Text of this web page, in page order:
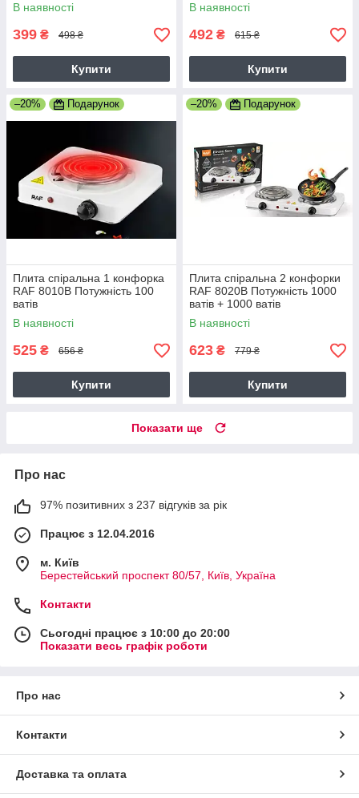
В наявності
399 ₴ 498 ₴
Купити
В наявності
492 ₴ 615 ₴
Купити
–20% Подарунок
Плита спіральна 1 конфорка
RAF 8010B Потужність 100
ватів
В наявності
525 ₴ 656 ₴
Купити
–20% Подарунок
Плита спіральна 2 конфорки
RAF 8020B Потужність 1000
ватів + 1000 ватів
В наявності
623 ₴ 779 ₴
Купити
Показати ще
Про нас
97% позитивних з 237 відгуків за рік
Працює з 12.04.2016
м. Київ
Берестейський проспект 80/57, Київ, Україна
Контакти
Сьогодні працює з 10:00 до 20:00
Показати весь графік роботи
Про нас
Контакти
Доставка та оплата